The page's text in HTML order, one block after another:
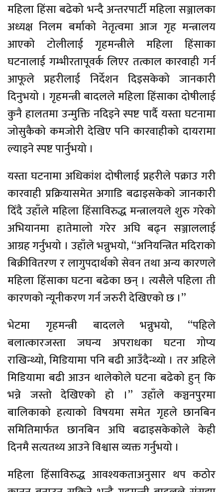
महिला हिंसा बढेको भन्दै अन्तरपार्टी महिला सञ्जालका
अध्यक्ष निलम बर्माको नेतृत्वमा आज गृह मन्त्रालय
आएको टोलीलाई गृहमन्त्रीले महिला हिंसाका
घटनालाई गम्भीरतापूवर्क लिएर तत्काल कारवाही गर्न
आफूले प्रहरीलाई निर्देशन दिइसकेको जानकारी
दिनुभयो । गृहमन्त्री बादलले महिला हिंसाका दोषीलाई
कुनै हालतमा उन्मुक्ति नदिइने स्पष्ट पार्दै यस्ता घटनामा
जोसुकैको कमजोरी देखिए पनि कारवाहीको दायरामा
ल्याइने स्पष्ट पार्नुभयो ।
यस्ता घटनामा अधिकांश दोषीलाई प्रहरीले पक्राउ गरी
कारवाही प्रक्रियासमेत अगाडि बढाइसकेको जानकारी
दिँदै उहाँले महिला हिंसाविरुद्ध मन्त्रालयले शुरु गरेको
अभियानमा हातेमालो गरेर अघि बढ्न सञ्जाललाई
आग्रह गर्नुभयो । उहाँले भन्नुभयो, ‘‘अनियन्त्रित मदिराको
बिक्रीवितरण र लागुपदार्थको सेवन तथा अन्य कारणले
महिला हिंसाका घटना बढेका छन् । त्यसैले पहिला ती
कारणको न्यूनीकरण गर्न जरुरी देखिएको छ ।’’
भेटमा गृहमन्त्री बादलले भन्नुभयो, ‘‘पहिले
बलात्कारजस्ता जघन्य अपराधका घटना गोप्य
राखिन्थ्यो, मिडियामा पनि बढी आउँदैन्थ्यो । तर अहिले
मिडियामा बढी आउन थालेकोले घटना बढेको हुन् कि
भन्ने जस्तो देखिएको हो ।’’ उहाँले कञ्चनपुरमा
बालिकाको हत्याको विषयमा समेत गृहले छानबिन
समितिमार्फत छानबिन अघि बढाइसकेकोले केही
दिनमै सत्यतथ्य आउने विश्वास व्यक्त गर्नुभयो ।
महिला हिंसाविरुद्ध आवश्यकताअनुसार थप कठोर